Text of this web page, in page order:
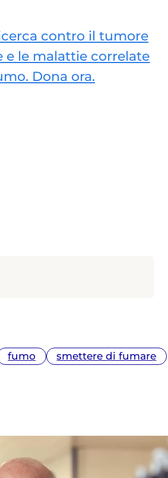
fumo smettere di fumare
contro il tumore
e le malattie correlate
Dona ora.